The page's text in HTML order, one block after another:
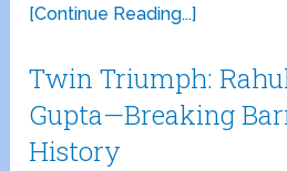
[Continue Reading...]
Twin Triumph:
Gupta—Breaking
History